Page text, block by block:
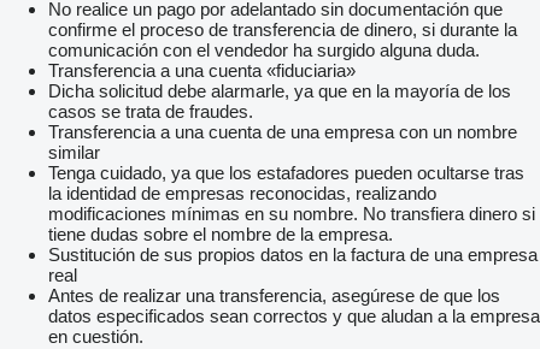
No realice un pago por adelantado sin documentación que
confirme el proceso de transferencia de dinero, si durante la
comunicación con el vendedor ha surgido alguna duda.
Transferencia a una cuenta «fiduciaria»
Dicha solicitud debe alarmarle, ya que en la mayoría de los
casos se trata de fraudes.
Transferencia a una cuenta de una empresa con un nombre
similar
Tenga cuidado, ya que los estafadores pueden ocultarse tras
la identidad de empresas reconocidas, realizando
modificaciones mínimas en su nombre. No transfiera dinero si
tiene dudas sobre el nombre de la empresa.
Sustitución de sus propios datos en la factura de una empresa
real
Antes de realizar una transferencia, asegúrese de que los
datos especificados sean correctos y que aludan a la empresa
en cuestión.